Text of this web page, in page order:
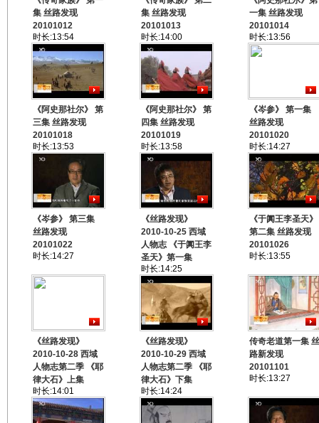
集 丝路发现
20101012
时长:13:54
集 丝路发现
20101013
时长:14:00
一集 丝路发现
20101014
时长:13:56
《阿史那社尔》 第
三集 丝路发现
20101018
时长:13:53
《阿史那社尔》 第
四集 丝路发现
20101019
时长:13:58
《岑参》 第一集
丝路发现
20101020
时长:14:27
《岑参》 第三集
丝路发现
20101022
时长:14:27
《丝路发现》
2010-10-25 西域
人物志 《于阗王李
圣天》第一集
时长:14:25
《于阗王李圣天》
第二集 丝路发现
20101026
时长:13:55
《丝路发现》
2010-10-28 西域
人物志第二季 《耶
律大石》上集
时长:14:01
《丝路发现》
2010-10-29 西域
人物志第二季 《耶
律大石》下集
时长:14:24
传奇老道第一集 丝
路新发现
20101101
时长:13:27